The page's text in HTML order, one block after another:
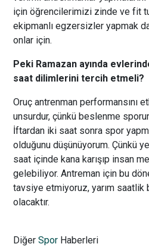
için öğrencilerimizi zinde ve fit
ekipmanlı egzersizler yapmak
onlar için.
Peki Ramazan ayında
saat dilimlerini tercih etmeli?
Oruç antrenman performansını
unsurdur, çünkü beslenme
İftardan iki saat sonra spor
olduğunu düşünüyorum. Çünkü
saat içinde kana karışıp insan
gelebiliyor. Antreman için bu
tavsiye etmiyoruz, yarım saatlik
olacaktır.
DiğerSpor Haberleri